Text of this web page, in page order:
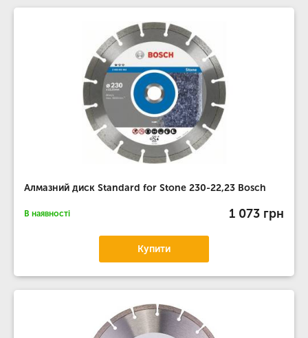
Алмазний диск Standard for Stone 230-22,23 Bosch
В наявності 1 073 грн
Купити